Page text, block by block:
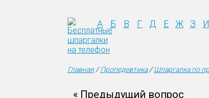
А Б В Г Д Е Ж З И
Главная/Пропедевтика/Шпаргалка по
« Предыдущий вопрос